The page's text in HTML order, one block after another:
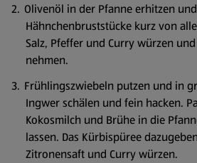
Olivenöl in der Pfanne erhitzen
Hähnchenbruststücke kurz von
Salz, Pfeffer und Curry würzen
nehmen.
Frühlingszwiebeln putzen und in
Ingwer schälen und fein hacken.
Kokosmilch und Brühe in die
lassen. Das Kürbispüree
Zitronensaft und Curry würzen.